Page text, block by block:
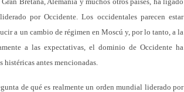
por Occidente. Los occidentales parecen estar
a un cambio de régimen en Moscú y, por lo tanto, a la
a las expectativas, el dominio de Occidente ha
histéricas antes mencionadas.
de qué es realmente un orden mundial liderado por